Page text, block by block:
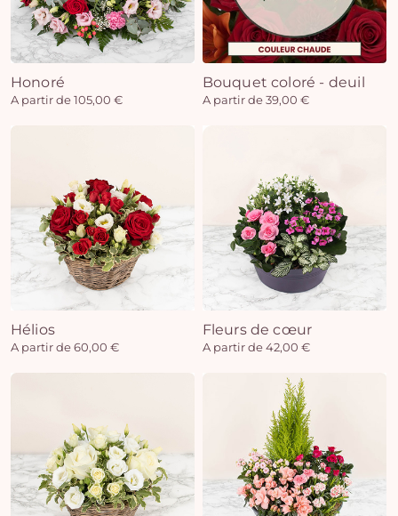
Honoré
A partir de 105,00 €
Bouquet coloré - deuil
A partir de 39,00 €
Hélios
A partir de 60,00 €
Fleurs de cœur
A partir de 42,00 €